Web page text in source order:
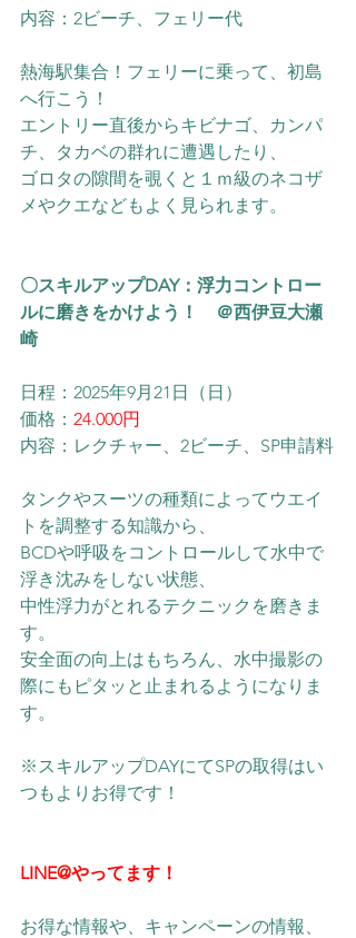
内容：2ビーチ、フェリー代
熱海駅集合！フェリーに乗って、初島
へ行こう！
​エントリー直後からキビナゴ、カンパ
チ、タカベの群れに遭遇したり、
ゴロタの隙間を覗くと１ｍ級のネコザ
メやクエなどもよく見られます。
〇スキルアップDAY：浮力コントロー
ルに磨きをかけよう！　＠西伊豆大瀬
崎
日程：2025年9月21日（日）
価格： 24.000円
内容：レクチャー、2ビーチ、SP申請料
タンクやスーツの種類によってウエイ
トを調整する知識から、
BCDや呼吸をコントロールして水中で
浮き沈みをしない状態、
中性浮力がとれるテクニックを磨きま
す。
安全面の向上はもちろん、水中撮影の
際にもピタッと止まれるようになりま
す。
※スキルアップDAYにてSPの取得はい
つもよりお得です！
LINE@やってます！
お得な情報や、キャンペーンの情報、